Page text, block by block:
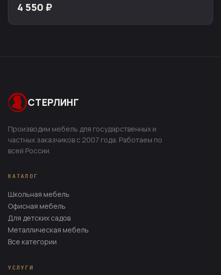
4 550 ₽
СТЕРЛИНГ
Производим мебель для государственных и
частных заказчиков с 2007 года. Работаем по
всей России.
КАТАЛОГ
Школьная мебель
Офисная мебель
Для детских садов
Металлическая мебель
Все категории
УСЛУГИ